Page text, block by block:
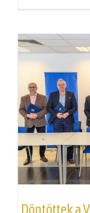
Döntöttek a